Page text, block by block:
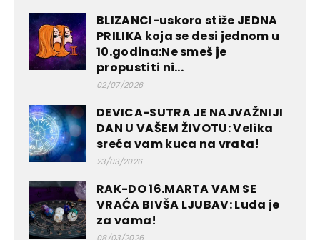
BLIZANCI-uskoro stiže JEDNA
PRILIKA koja se desi jednom u
10.godina:Ne smeš je
propustiti ni...
02/07/2026
DEVICA-SUTRA JE NAJVAŽNIJI
DAN U VAŠEM ŽIVOTU: Velika
sreća vam kuca na vrata!
23/03/2026
RAK-DO 16.MARTA VAM SE
VRAĆA BIVŠA LJUBAV: Luda je
za vama!